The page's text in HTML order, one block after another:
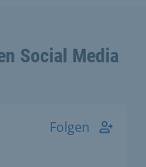
Social Media
Folgen